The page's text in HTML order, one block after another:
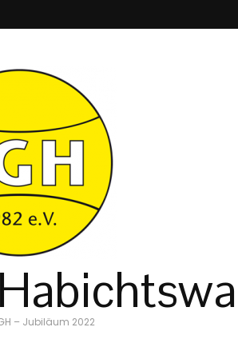
– Jubiläum 2022